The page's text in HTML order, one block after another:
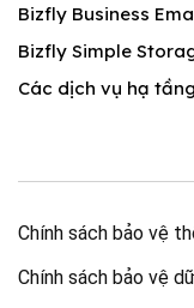
Bizfly Business
Bizfly Simple
Các dịch vụ hạ
Chính sách bảo vệ
Chính sách bảo vệ